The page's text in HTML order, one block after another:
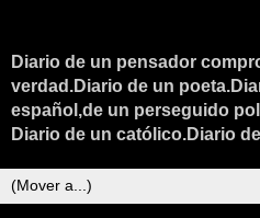
Diario de un pensador
verdad.Diario de un
español,de un perseguido
Diario de un católico.Diario